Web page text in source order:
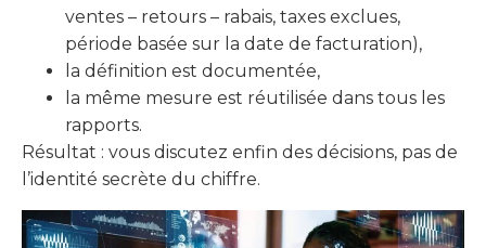
ventes – retours – rabais, taxes exclues,
période basée sur la date de facturation),
la définition est documentée,
la même mesure est réutilisée dans tous les
rapports.
Résultat : vous discutez enfin des décisions, pas de
l’identité secrète du chiffre.